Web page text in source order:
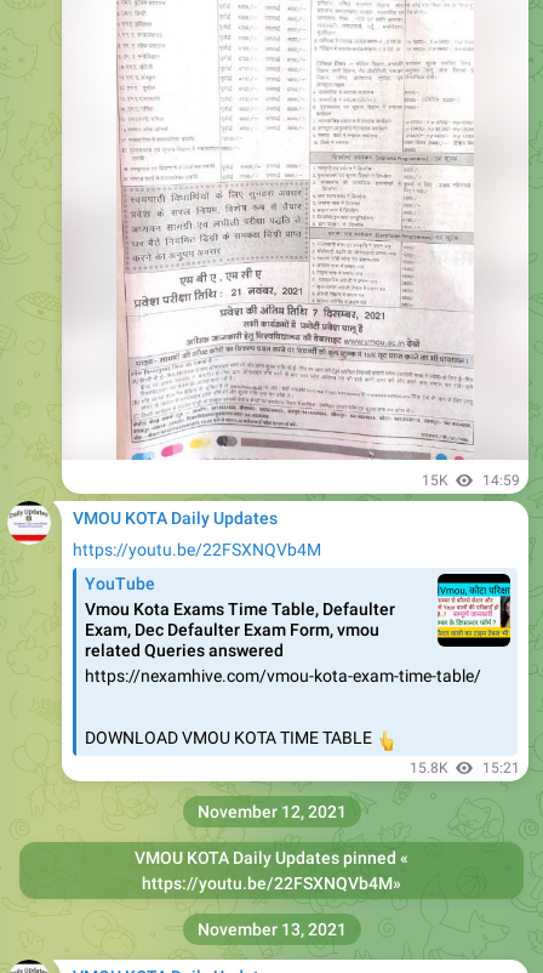
15K 14:59
VMOU KOTA Daily Updates
https://youtu.be/22FSXNQVb4M
YouTube
Vmou Kota Exams Time Table, Defaulter
Exam, Dec Defaulter Exam Form, vmou
related Queries answered
https://nexamhive.com/vmou-kota-exam-time-table/
DOWNLOAD VMOU KOTA TIME TABLE
👆
15.8K 15:21
VMOU KOTA Daily Updatespinned «
https://youtu.be/22FSXNQVb4M»
November 12, 2021
November 13, 2021